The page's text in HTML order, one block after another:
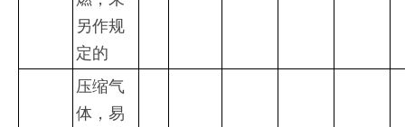
另作规
定的
压缩气
体，易